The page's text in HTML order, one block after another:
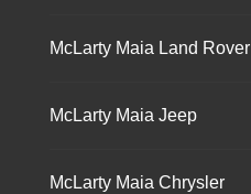
McLarty Maia Land Rover
McLarty Maia Jeep
McLarty Maia Chrysler